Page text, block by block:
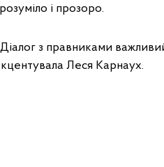
і прозоро.
з правниками
Леся Карнаух.